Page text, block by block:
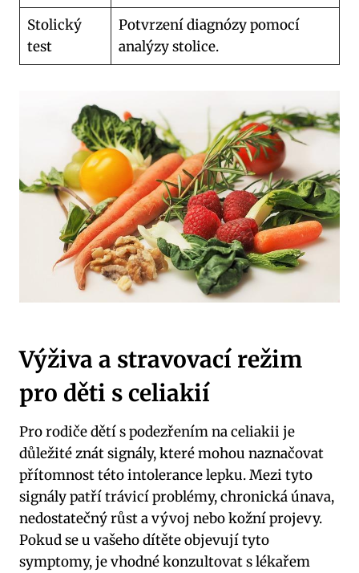
Stolický
test
Potvrzení diagnózy pomocí
analýzy stolice.
Výživa a stravovací režim
pro děti s celiakií
Pro rodiče dětí s podezřením na celiakii je
důležité znát signály, které mohou naznačovat
přítomnost této intolerance lepku. Mezi tyto
signály patří trávicí problémy, chronická únava,
nedostatečný růst a vývoj nebo kožní projevy.
Pokud se u vašeho dítěte objevují tyto
symptomy, je vhodné konzultovat s lékařem